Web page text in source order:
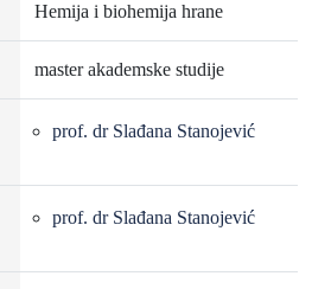
Hemija i biohemija hrane
master akademske studije
prof. dr Slađana Stanojević
prof. dr Slađana Stanojević